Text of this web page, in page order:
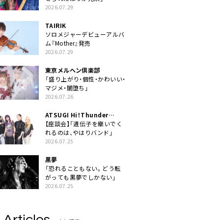
2026.07.29
TAIRIK
ソロメジャーデビューアルバ
ム『Mother』発売
2026.07.29
東京メルヘン倶楽部
「盛り上がり・個性・かわいい・
マジメ・闇堕ち」
2026.07.26
ATSUGI Hi！Thunder
Rock Festival
【座談会】「遺伝子を継いでく
れるのは、やはりバンド」
2026.07.25
黒夢
「恐れることもない。どう転
がっても黒夢でしかない」
2026.07.25